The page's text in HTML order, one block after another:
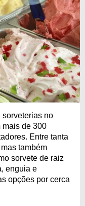
sorveterias no
mais de 300
Entre tanta
também
sorvete de raiz
enguia e
opções por cerca